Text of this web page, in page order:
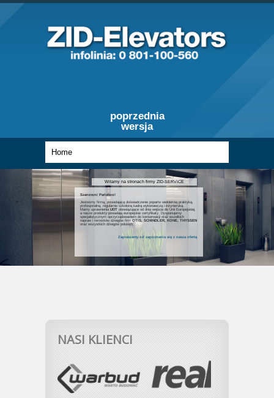
poprzednia
wersja
Witamy na stronach firmy ZID-SERVICE
Szanowni Państwo!
Jesteśmy firmą, posiadającą doświadczenie poparte wieloletnią praktyką,
profesjonalną, regularnie szkoloną kadrą wykonawczą i inżynierską.
Mamy uprawnieniaUDT obowiązujące od dnia wejścia do Unii Europejskiej,
a nasze produkty posiadają europejskie certyfikaty. Dysponujemy
specjalistycznym oprzyrządowaniem do konserwacji oraz wszelkich
napraw i remontów dźwigów firmOTIS, SCHINDLER, KONE, THYSSEN
oraz wszystkich dźwigów polskich.
Zapraszamy od zapoznania się z nasza ofertą
NASI KLIENCI